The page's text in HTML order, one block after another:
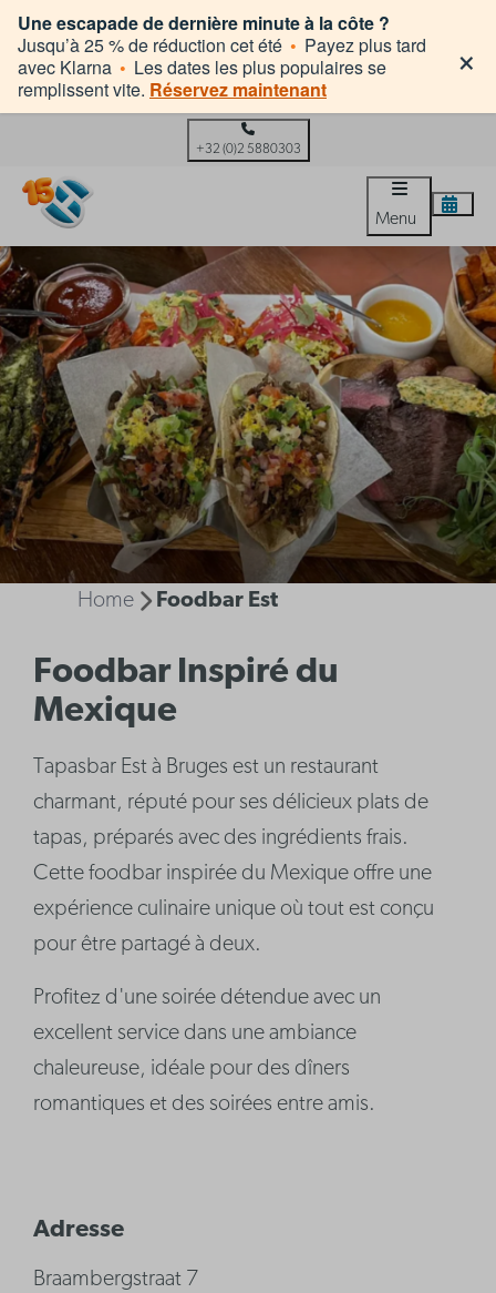
Une escapade de dernière minute à la côte ?
Jusqu’à 25 % de réduction cet été • Payez plus tard
avec Klarna • Les dates les plus populaires se
remplissent vite. Réservez maintenant
×
+32 (0)2 5880303
Menu
Home Foodbar Est
Foodbar Inspiré du
Mexique
Tapasbar Est à Bruges est un restaurant
charmant, réputé pour ses délicieux plats de
tapas, préparés avec des ingrédients frais.
Cette foodbar inspirée du Mexique offre une
expérience culinaire unique où tout est conçu
pour être partagé à deux.
Profitez d'une soirée détendue avec un
excellent service dans une ambiance
chaleureuse, idéale pour des dîners
romantiques et des soirées entre amis.
Adresse
Braambergstraat 7